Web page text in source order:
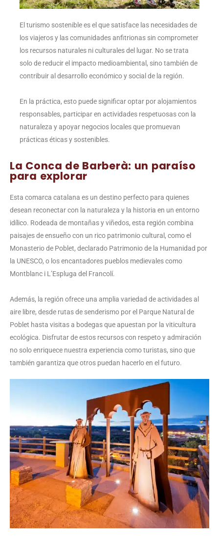
El turismo sostenible es el que satisface las necesidades de
los viajeros y las comunidades anfitrionas sin comprometer
los recursos naturales ni culturales del lugar. No se trata
solo de reducir el impacto medioambiental, sino también de
contribuir al desarrollo económico y social de la región.
En la práctica, esto puede significar optar por alojamientos
responsables, participar en actividades respetuosas con la
naturaleza y apoyar negocios locales que promuevan
prácticas éticas y sostenibles.
La Conca de Barberà: un paraíso
para explorar
Esta comarca catalana es un destino perfecto para quienes
desean reconectar con la naturaleza y la historia en un entorno
idílico. Rodeada de montañas y viñedos, esta región combina
paisajes de ensueño con un rico patrimonio cultural, como el
Monasterio de Poblet, declarado Patrimonio de la Humanidad por
la UNESCO, o los encantadores pueblos medievales como
Montblanc i L’Espluga del Francolí.
Además, la región ofrece una amplia variedad de actividades al
aire libre, desde rutas de senderismo por el Parque Natural de
Poblet hasta visitas a bodegas que apuestan por la viticultura
ecológica. Disfrutar de estos recursos con respeto y admiración
no solo enriquece nuestra experiencia como turistas, sino que
también garantiza que otros puedan hacerlo en el futuro.